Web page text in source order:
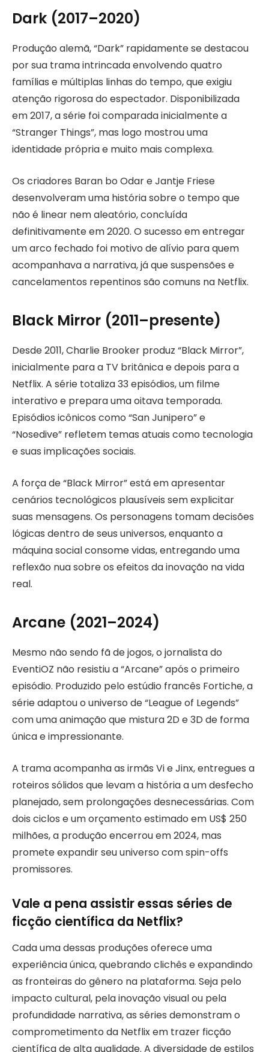
Dark (2017–2020)
Produção alemã, “Dark” rapidamente se destacou
por sua trama intrincada envolvendo quatro
famílias e múltiplas linhas do tempo, que exigiu
atenção rigorosa do espectador. Disponibilizada
em 2017, a série foi comparada inicialmente a
“Stranger Things”, mas logo mostrou uma
identidade própria e muito mais complexa.
Os criadores Baran bo Odar e Jantje Friese
desenvolveram uma história sobre o tempo que
não é linear nem aleatório, concluída
definitivamente em 2020. O sucesso em entregar
um arco fechado foi motivo de alívio para quem
acompanhava a narrativa, já que suspensões e
cancelamentos repentinos são comuns na Netflix.
Black Mirror (2011–presente)
Desde 2011, Charlie Brooker produz “Black Mirror”,
inicialmente para a TV britânica e depois para a
Netflix. A série totaliza 33 episódios, um filme
interativo e prepara uma oitava temporada.
Episódios icônicos como “San Junipero” e
“Nosedive” refletem temas atuais como tecnologia
e suas implicações sociais.
A força de “Black Mirror” está em apresentar
cenários tecnológicos plausíveis sem explicitar
suas mensagens. Os personagens tomam decisões
lógicas dentro de seus universos, enquanto a
máquina social consome vidas, entregando uma
reflexão nua sobre os efeitos da inovação na vida
real.
Arcane (2021–2024)
Mesmo não sendo fã de jogos, o jornalista do
EventiOZ não resistiu a “Arcane” após o primeiro
episódio. Produzido pelo estúdio francês Fortiche, a
série adaptou o universo de “League of Legends”
com uma animação que mistura 2D e 3D de forma
única e impressionante.
A trama acompanha as irmãs Vi e Jinx, entregues a
roteiros sólidos que levam a história a um desfecho
planejado, sem prolongações desnecessárias. Com
dois ciclos e um orçamento estimado em US$ 250
milhões, a produção encerrou em 2024, mas
promete expandir seu universo com spin-offs
promissores.
Vale a pena assistir essas séries de
ficção científica da Netflix?
Cada uma dessas produções oferece uma
experiência única, quebrando clichês e expandindo
as fronteiras do gênero na plataforma. Seja pelo
impacto cultural, pela inovação visual ou pela
profundidade narrativa, as séries demonstram o
comprometimento da Netflix em trazer ficção
científica de alta qualidade. A diversidade de estilos